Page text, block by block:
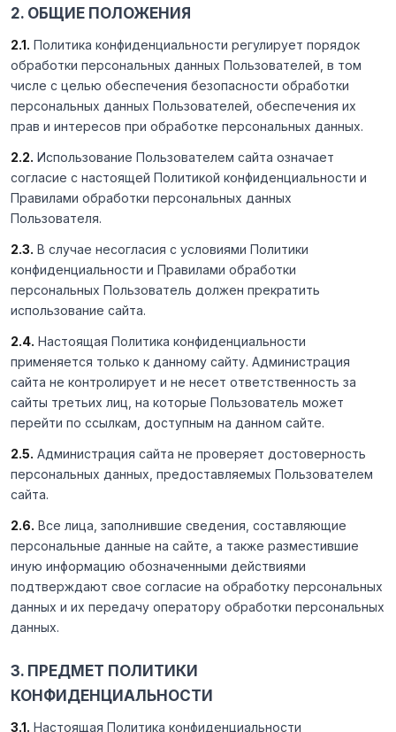
2. ОБЩИЕ ПОЛОЖЕНИЯ
2.1. Политика конфиденциальности регулирует порядок
обработки персональных данных Пользователей, в том
числе с целью обеспечения безопасности обработки
персональных данных Пользователей, обеспечения их
прав и интересов при обработке персональных данных.
2.2. Использование Пользователем сайта означает
согласие с настоящей Политикой конфиденциальности и
Правилами обработки персональных данных
Пользователя.
2.3. В случае несогласия с условиями Политики
конфиденциальности и Правилами обработки
персональных Пользователь должен прекратить
использование сайта.
2.4. Настоящая Политика конфиденциальности
применяется только к данному сайту. Администрация
сайта не контролирует и не несет ответственность за
сайты третьих лиц, на которые Пользователь может
перейти по ссылкам, доступным на данном сайте.
2.5. Администрация сайта не проверяет достоверность
персональных данных, предоставляемых Пользователем
сайта.
2.6. Все лица, заполнившие сведения, составляющие
персональные данные на сайте, а также разместившие
иную информацию обозначенными действиями
подтверждают свое согласие на обработку персональных
данных и их передачу оператору обработки персональных
данных.
3. ПРЕДМЕТ ПОЛИТИКИ
КОНФИДЕНЦИАЛЬНОСТИ
3.1. Настоящая Политика конфиденциальности